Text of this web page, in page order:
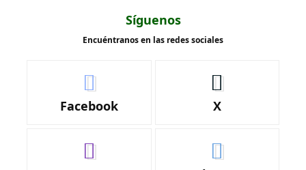
Síguenos
Encuéntranos en las redes sociales
Facebook X